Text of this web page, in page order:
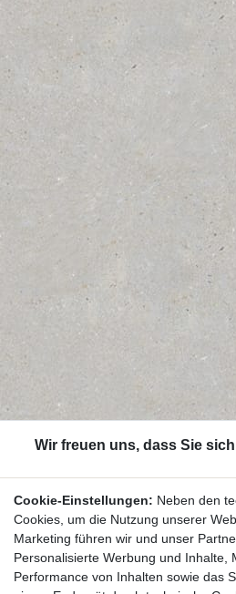
Cookie-Einstellungen: Neben den
Cookies, um die Nutzung unserer
Marketing führen wir und unser
Personalisierte Werbung und Inhalte,
Performance von Inhalten sowie das